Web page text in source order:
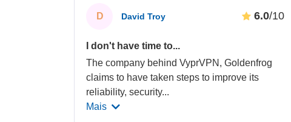
D David Troy 6.0/10
I don't have time to...
The company behind VyprVPN, Goldenfrog
claims to have taken steps to improve its
reliability, security...
Mais